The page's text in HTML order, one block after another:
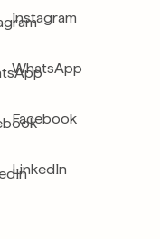
Instagram
WhatsApp
Facebook
LinkedIn